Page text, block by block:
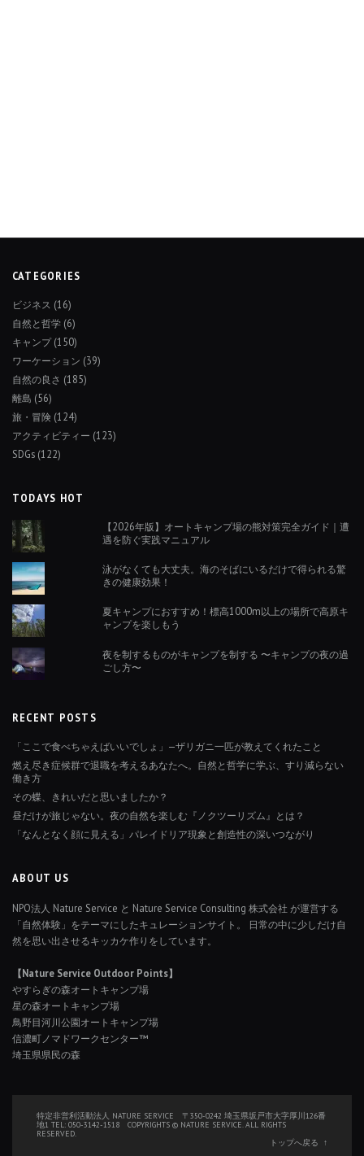
CATEGORIES
ビジネス (16)
自然と哲学 (6)
キャンプ(150)
ワーケーション (39)
自然の良さ (185)
離島 (56)
旅・冒険 (124)
アクティビティー (123)
SDGs (122)
TODAYS HOT
【2026年版】オートキャンプ場の熊対策完全ガイド｜遭
遇を防ぐ実践マニュアル
泳がなくても大丈夫。海のそばにいるだけで得られる驚
きの健康効果！
夏キャンプにおすすめ！標高1000m以上の場所で高原キ
ャンプを楽しもう
夜を制するものがキャンプを制する 〜キャンプの夜の過
ごし方〜
RECENT POSTS
「ここで食べちゃえばいいでしょ」—ザリガニ一匹が教えてくれたこと
燃え尽き症候群で退職を考えるあなたへ。自然と哲学に学ぶ、すり減らない
働き方
その蝶、きれいだと思いましたか？
昼だけが旅じゃない。夜の自然を楽しむ『ノクツーリズム』とは？
「なんとなく顔に見える」パレイドリア現象と創造性の深いつながり
ABOUT US
NPO法人 Nature Service と Nature Service Consulting 株式会社 が運営する
「自然体験」をテーマにしたキュレーションサイト。 日常の中に少しだけ自
然を思い出させるキッカケ作りをしています。
【Nature Service Outdoor Points】
やすらぎの森オートキャンプ場
星の森オートキャンプ場
鳥野目河川公園オートキャンプ場
信濃町ノマドワークセンター™
埼玉県県民の森
特定非営利活動法人 NATURE SERVICE 〒350-0242 埼玉県坂戸市大字厚川126番
地1 TEL: 050-3142-1518 COPYRIGHTS © NATURE SERVICE. ALL RIGHTS
RESERVED.
トップへ戻る